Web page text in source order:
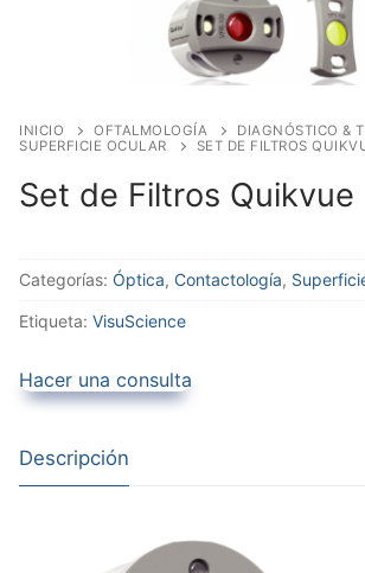
INICIO OFTALMOLOGÍA
DIAGNÓSTICO &
SUPERFICIE OCULAR
SET DE FILTROS
Set de Filtros Quikvue
Categorías: Óptica, Contactología,
Etiqueta: VisuScience
Hacer una consulta
Descripción